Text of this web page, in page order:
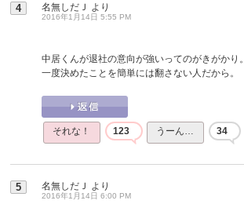
4 名無しだＪ より
2016年1月14日 5:55 PM
中居くんが退社の意向が強いってのがきがかり。
一度決めたことを簡単には翻さない人だから。
それな！ 123 うーん… 34
5 名無しだＪ より
2016年1月14日 6:00 PM